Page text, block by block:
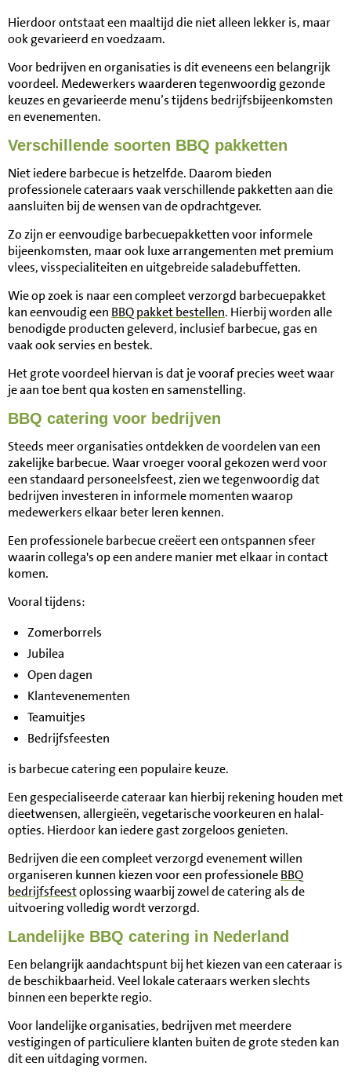
Hierdoor ontstaat een maaltijd die niet alleen lekker is, maar
ook gevarieerd en voedzaam.
Voor bedrijven en organisaties is dit eveneens een belangrijk
voordeel. Medewerkers waarderen tegenwoordig gezonde
keuzes en gevarieerde menu’s tijdens bedrijfsbijeenkomsten
en evenementen.
Verschillende soorten BBQ pakketten
Niet iedere barbecue is hetzelfde. Daarom bieden
professionele cateraars vaak verschillende pakketten aan die
aansluiten bij de wensen van de opdrachtgever.
Zo zijn er eenvoudige barbecuepakketten voor informele
bijeenkomsten, maar ook luxe arrangementen met premium
vlees, visspecialiteiten en uitgebreide saladebuffetten.
Wie op zoek is naar een compleet verzorgd barbecuepakket
kan eenvoudig een BBQ pakket bestellen. Hierbij worden alle
benodigde producten geleverd, inclusief barbecue, gas en
vaak ook servies en bestek.
Het grote voordeel hiervan is dat je vooraf precies weet waar
je aan toe bent qua kosten en samenstelling.
BBQ catering voor bedrijven
Steeds meer organisaties ontdekken de voordelen van een
zakelijke barbecue. Waar vroeger vooral gekozen werd voor
een standaard personeelsfeest, zien we tegenwoordig dat
bedrijven investeren in informele momenten waarop
medewerkers elkaar beter leren kennen.
Een professionele barbecue creëert een ontspannen sfeer
waarin collega's op een andere manier met elkaar in contact
komen.
Vooral tijdens:
Zomerborrels
Jubilea
Open dagen
Klantevenementen
Teamuitjes
Bedrijfsfeesten
is barbecue catering een populaire keuze.
Een gespecialiseerde cateraar kan hierbij rekening houden met
dieetwensen, allergieën, vegetarische voorkeuren en halal-
opties. Hierdoor kan iedere gast zorgeloos genieten.
Bedrijven die een compleet verzorgd evenement willen
organiseren kunnen kiezen voor een professioneleBBQ
bedrijfsfeestoplossing waarbij zowel de catering als de
uitvoering volledig wordt verzorgd.
Landelijke BBQ catering in Nederland
Een belangrijk aandachtspunt bij het kiezen van een cateraar is
de beschikbaarheid. Veel lokale cateraars werken slechts
binnen een beperkte regio.
Voor landelijke organisaties, bedrijven met meerdere
vestigingen of particuliere klanten buiten de grote steden kan
dit een uitdaging vormen.